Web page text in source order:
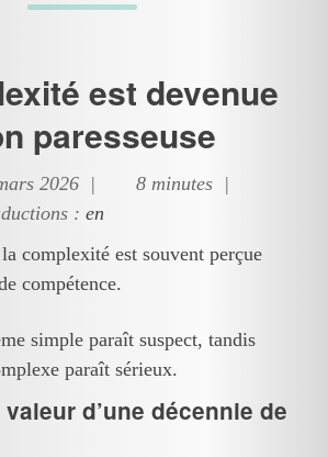
est devenue
paresseuse
2026 |
8 minutes |
:en
complexité est souvent perçue
compétence.
simple paraît suspect, tandis
paraît sérieux.
d’une décennie de